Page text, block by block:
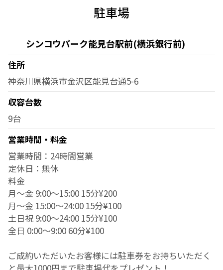
駐車場
シンコウパーク能見台駅前(横浜銀行前)
住所
神奈川県横浜市金沢区能見台通5-6
収容台数
9台
営業時間・料金
営業時間：24時間営業
定休日：無休
料金
月～金 9:00～15:00 15分¥200
月～金 15:00～24:00 15分¥100
土日祝 9:00～24:00 15分¥100
全日 0:00～9:00 60分¥100
ご成約いただいたお客様には駐車券をお持ちいただく